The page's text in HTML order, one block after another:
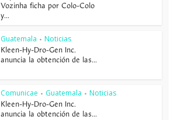
Vozinha ficha por Colo-Colo
y...
Guatemala • Noticias
Kleen-Hy-Dro-Gen Inc.
anuncia la obtención de las...
Comunicae • Guatemala • Noticias
Kleen-Hy-Dro-Gen Inc.
anuncia la obtención de las...